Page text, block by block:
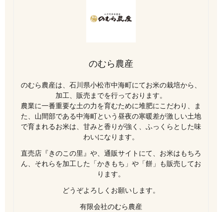
のむら農産
のむら農産は、石川県小松市中海町にてお米の栽培から、
加工、販売までを行っております。
農業に一番重要な土の力を育むために堆肥にこだわり、ま
た、山間部である中海町という昼夜の寒暖差が激しい土地
で育まれるお米は、甘みと香りが強く、ふっくらとした味
わいになります。
直売店『きのこの里』や、通販サイトにて、お米はもちろ
ん、それらを加工した「かきもち」や「餅」も販売してお
ります。
どうぞよろしくお願いします。
有限会社のむら農産